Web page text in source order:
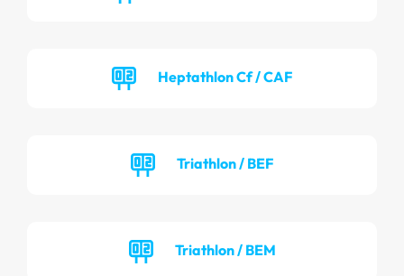
Heptathlon Cf / CAF
Triathlon / BEF
Triathlon / BEM